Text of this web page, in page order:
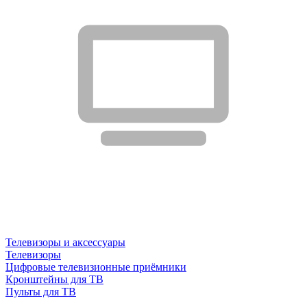
Телевизоры и аксессуары
Телевизоры
Цифровые телевизионные приёмники
Кронштейны для ТВ
Пульты для ТВ